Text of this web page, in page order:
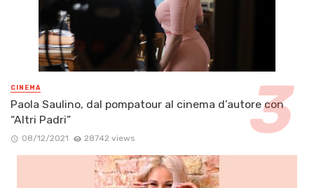
CINEMA
Paola Saulino, dal pompatour al cinema d’autore con
“Altri Padri”
08/12/2021 28742 views